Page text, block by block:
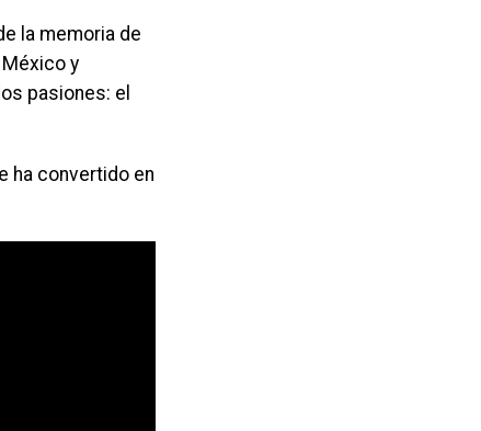
la memoria de
y
pasiones: el
ha convertido en